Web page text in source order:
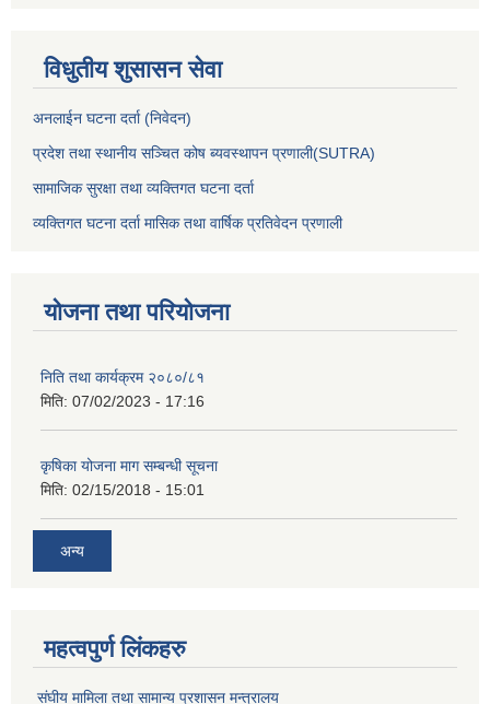
विधुतीय शुसासन सेवा
अनलाईन घटना दर्ता (निवेदन)
प्रदेश तथा स्थानीय सञ्चित कोष ब्यवस्थापन प्रणाली(SUTRA)
सामाजिक सुरक्षा तथा व्यक्तिगत घटना दर्ता
व्यक्तिगत घटना दर्ता मासिक तथा वार्षिक प्रतिवेदन प्रणाली
योजना तथा परियोजना
निति तथा कार्यक्रम २०८०/८१
मिति: 07/02/2023 - 17:16
कृषिका योजना माग सम्बन्धी सूचना
मिति: 02/15/2018 - 15:01
अन्य
महत्वपुर्ण लिंकहरु
संघीय मामिला तथा सामान्य प्रशासन मन्त्रालय